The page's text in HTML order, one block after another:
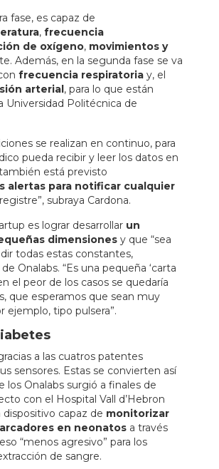
fase, es capaz de
, frecuencia
de oxígeno, movimientos y
Además, en la segunda fase se va
frecuencia respiratoria y, el
arterial, para lo que están
Universidad Politécnica de
se realizan en continuo, para
pueda recibir y leer los datos en
está previsto
alertas para notificar cualquier
subraya Cardona.
es lograr desarrollar un
dimensiones y que “sea
todas estas constantes,
Onalabs. “Es una pequeña ‘carta
el peor de los casos se quedaría
que esperamos que sean muy
ejemplo, tipo pulsera”.
a las cuatros patentes
sensores. Estas se convierten así
los Onalabs surgió a finales de
con el Hospital Vall d’Hebron
dispositivo capaz de monitorizar
en neonatos a través
“menos agresivo” para los
de sangre.